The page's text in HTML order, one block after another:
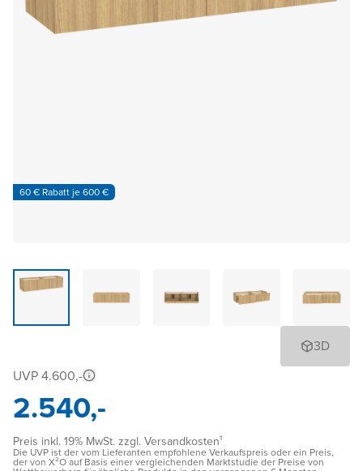
60 € Rabatt je 600 €
3D
UVP 4.600,-
2.540,-
Preis inkl. 19% MwSt. zzgl. Versandkosten¹
Die UVP ist der vom Lieferanten empfohlene Verkaufspreis oder ein Preis,
der von X²O auf Basis einer vergleichenden Marktstudie der Preise von